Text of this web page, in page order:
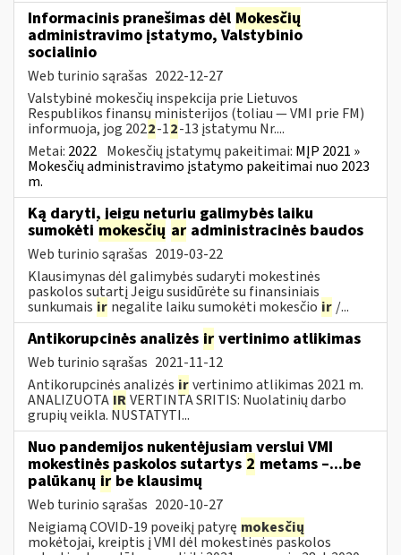
Informacinis pranešimas dėl Mokesčių
administravimo įstatymo, Valstybinio
socialinio
Web turinio sąrašas 2022-12-27
Valstybinė mokesčių inspekcija prie Lietuvos
Respublikos finansų ministerijos (toliau — VMI prie FM)
informuoja, jog 2022-12-13 įstatymu Nr....
Metai: 2022 Mokesčių įstatymų pakeitimai: MĮP 2021 »
Mokesčių administravimo įstatymo pakeitimai nuo 2023
m.
Ką daryti, jeigu neturiu galimybės laiku
sumokėti mokesčių ar administracinės baudos
Web turinio sąrašas 2019-03-22
Klausimynas dėl galimybės sudaryti mokestinės
paskolos sutartį Jeigu susidūrėte su finansiniais
sunkumais ir negalite laiku sumokėti mokesčio ir /...
Antikorupcinės analizės ir vertinimo atlikimas
Web turinio sąrašas 2021-11-12
Antikorupcinės analizės irvertinimo atlikimas 2021 m.
ANALIZUOTA IRVERTINTA SRITIS: Nuolatinių darbo
grupių veikla. NUSTATYTI...
Nuo pandemijos nukentėjusiam verslui VMI
mokestinės paskolos sutartys 2 metams –...be
palūkanų ir be klausimų
Web turinio sąrašas 2020-10-27
Neigiamą COVID-19 poveikį patyrę mokesčių
mokėtojai, kreiptis į VMI dėl mokestinės paskolos